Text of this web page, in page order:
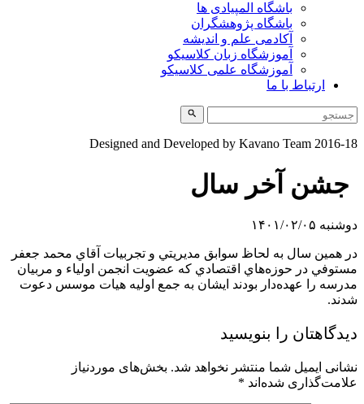
باشگاه المپیادی ها
باشگاه پژوهشگران
آکادمی علم و اندیشه
آموزشگاه زبان کلاسیکو
آموزشگاه علمی کلاسیکو
ارتباط با ما
Designed and Developed by Kavano Team 2016-
جشن آخر سال
۱۴۰۱/۰۲/۰۵
همين سال به لحاظ سوابق مديريتي و تجربيات آقاي محمد جعفر
در حوزه‌هاي اقتصادي که عضويت انجمن اولياء و مربيان
را عهده‌دار بودند ايشان به جمع اوليه هيات موسس دعوت
را بنویسید
ایمیل شما منتشر نخواهد شد. بخش‌های موردنیاز
شده‌اند*